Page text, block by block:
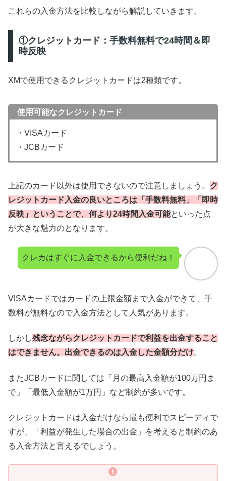
これらの入金方法を比較しながら解説していきます。
①クレジットカード：手数料無料で24時間＆即
時反映
XMで使用できるクレジットカードは2種類です。
使用可能なクレジットカード
・VISAカード
・JCBカード
上記のカード以外は使用できないので注意しましょう。 ク
レジットカード入金の良いところは「手数料無料」「即時
反映」ということで、何より24時間入金可能といった点
が大きな魅力のとなります。
クレカはすぐに入金できるから便利だね！
VISAカードではカードの上限金額まで入金ができて、手
数料が無料なので入金方法として人気があります。
しかし残念ながらクレジットカードで利益を出金すること
はできません。出金できるのは入金した金額分だけ。
またJCBカードに関しては「月の最高入金額が100万円ま
で」「最低入金額が1万円」など制約が多いです。
クレジットカードは入金だけなら最も便利でスピーディで
すが、「利益が発生した場合の出金」を考えると制約のあ
る入金方法と言えるでしょう。